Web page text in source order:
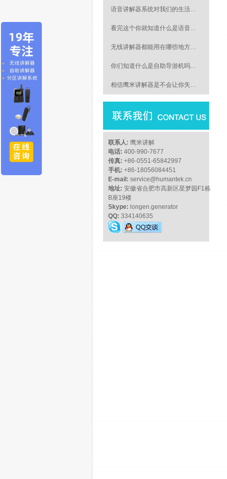
语音讲解器系统对我们的生活…
看完这个你就知道什么是语音…
无线讲解器都能用在哪些地方…
你们知道什么是自助导游机吗…
相信鹰米讲解器是不会让你失…
联系人: 鹰米讲解
电话: 400-990-7677
传真: +86-0551-65842997
手机: +86-18056084451
E-mail: service@humantek.cn
地址: 安徽省合肥市高新区星梦园F1栋
B座19楼
Skype: longen.generator
QQ: 334140635